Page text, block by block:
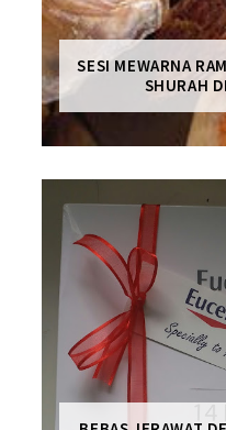
SESI MEWARNA
SHURAH